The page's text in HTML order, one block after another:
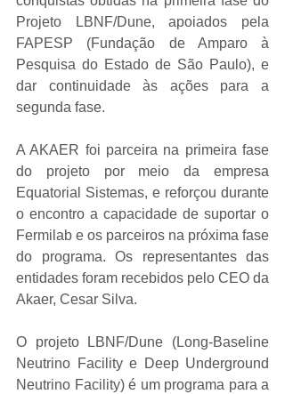
Projeto LBNF/Dune, apoiados pela
FAPESP (Fundação de Amparo à
Pesquisa do Estado de São Paulo), e
dar continuidade às ações para a
segunda fase.
A AKAER foi parceira na primeira fase
do projeto por meio da empresa
Equatorial Sistemas, e reforçou durante
o encontro a capacidade de suportar o
Fermilab e os parceiros na próxima fase
do programa. Os representantes das
entidades foram recebidos pelo CEO da
Akaer, Cesar Silva.
O projeto LBNF/Dune (Long-Baseline
Neutrino Facility e Deep Underground
Neutrino Facility) é um programa para a